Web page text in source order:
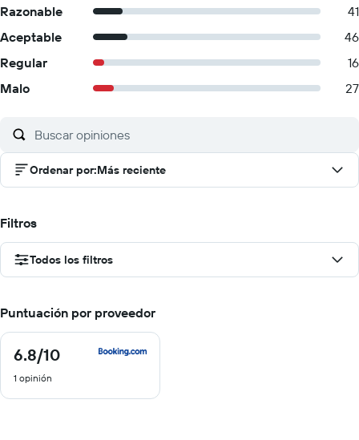
Razonable
41
Aceptable
46
Regular
16
Malo
27
Ordenar por:Más reciente
Filtros
Todos los filtros
Puntuación por proveedor
6.8/10
6.8
10
1 opinión